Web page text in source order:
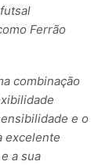
Ferrão
combinação
e o
excelente
a sua